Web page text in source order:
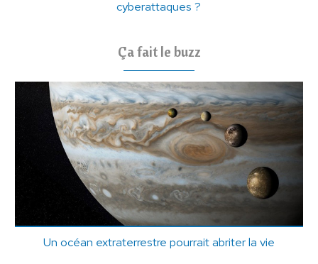
cyberattaques ?
Ça fait le buzz
Un océan extraterrestre pourrait abriter la vie